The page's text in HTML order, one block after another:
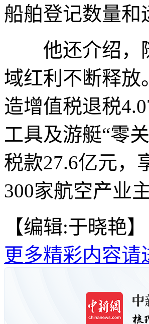
船舶登记数量和
他还介绍，随
域红利不断释放
造增值税退税
工具及游艇“零
税款27.6亿元，
300家航空产业
【编辑:于晓艳】
更多精彩内容请